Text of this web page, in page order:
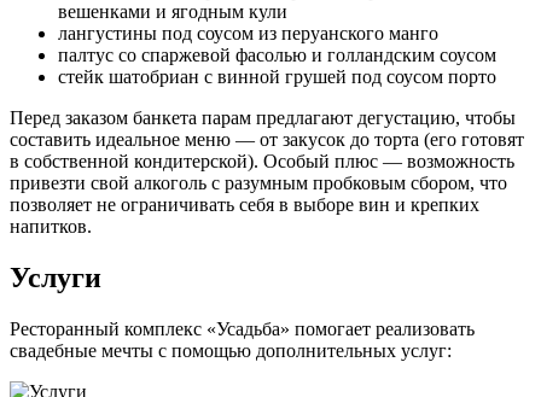
вешенками и ягодным кули
лангустины под соусом из перуанского манго
палтус со спаржевой фасолью и голландским соусом
стейк шатобриан с винной грушей под соусом порто
Перед заказом банкета парам предлагают дегустацию, чтобы
составить идеальное меню — от закусок до торта (его готовят
в собственной кондитерской). Особый плюс — возможность
привезти свой алкоголь с разумным пробковым сбором, что
позволяет не ограничивать себя в выборе вин и крепких
напитков.
Услуги
Ресторанный комплекс «Усадьба» помогает реализовать
свадебные мечты с помощью дополнительных услуг: